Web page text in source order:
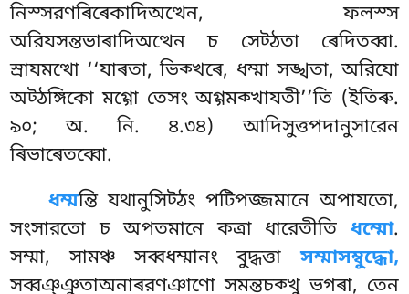
নিস্সরণৰিৰেকাদিঅত্থেন, ফলস্স
অরিযসন্তভাৰাদিঅত্থেন চ সেট্ঠতা ৰেদিতব্বা.
স্ৰাযমত্থো ‘‘যাৰতা, ভিক্খৰে, ধম্মা সঙ্খতা, অরিযো
অট্ঠঙ্গিকো মগ্গো তেসং অগ্গমক্খাযতী’’তি (ইতিৰু.
৯০; অ. নি. ৪.৩৪) আদিসুত্তপদানুসারেন
ৰিভাৰেতব্বো.
ধম্মন্তি যথানুসিট্ঠং পটিপজ্জমানে অপাযতো,
সংসারতো চ অপতমানে কত্ৰা ধারেতীতি ধম্মো.
সম্মা, সামঞ্চ সব্বধম্মানং বুদ্ধত্তাসম্মাসম্বুদ্ধো,
সব্বঞ্ঞুতাঅনাৰরণঞাণো সমন্তচক্খু ভগৰা, তেন